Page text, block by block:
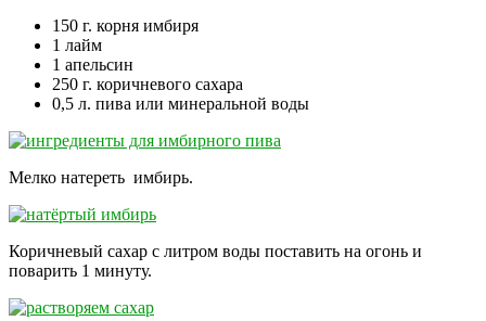
150 г. корня имбиря
1 лайм
1 апельсин
250 г. коричневого сахара
0,5 л. пива или минеральной воды
Мелко натереть имбирь.
Коричневый сахар с литром воды поставить на огонь и
поварить 1 минуту.